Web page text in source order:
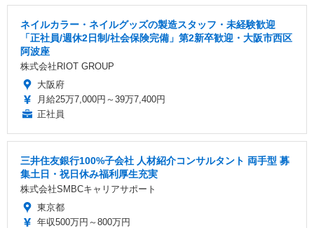
ネイルカラー・ネイルグッズの製造スタッフ・未経験歓迎
「正社員/週休2日制/社会保険完備」第2新卒歓迎・大阪市西区
阿波座
株式会社RIOT GROUP
大阪府
月給25万7,000円～39万7,400円
正社員
三井住友銀行100%子会社 人材紹介コンサルタント 両手型 募
集土日・祝日休み福利厚生充実
株式会社SMBCキャリアサポート
東京都
年収500万円～800万円